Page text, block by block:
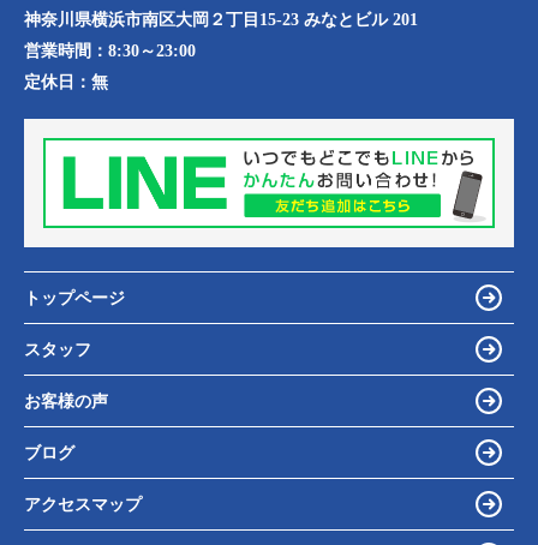
神奈川県横浜市南区大岡２丁目15-23 みなとビル 201
営業時間： 8:30～23:00
定休日： 無
トップページ
スタッフ
お客様の声
ブログ
アクセスマップ